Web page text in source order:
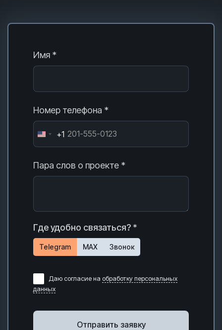
Имя *
Номер телефона *
+1
Пара слов о проекте *
Где удобно связаться? *
Telegram MAX Звонок
Даю согласие на обработку персональных
данных
Отправить заявку